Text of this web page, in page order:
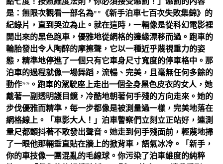
是：無限次觀看一部名為**《新手泊車七百次失敗集錦》的
紀錄片，直到哭泣為止。就在這時，一輛像是從科幻電影裡
開出來的黑色跑車，優雅地從網格的邊緣漂移而過。跑車的
輪胎發出令人陶醉的摩擦聲，它以一種近乎蔑視重力的姿
態，精準地停進了一個只有它車身尺寸寬度的停車格中。那
泊車的過程就像一場舞蹈，流暢、完美，且毫無任何多餘的
動作**。跑車的駕駛座上走出一個全身黑色皮衣的女人，她
戴著一副透明護目鏡，冷酷地朝著何手殘的方向走來。她的
步伐優雅而精準，每一步都像是被測量過一樣，完美地落在
網格線上。「車影大人！」泊車警察們立刻立正站好，連測
量尺都顫抖著不敢發出聲音。她走到何手殘面前，輕蔑地掃
了一眼他那輛垂直貼在牆上的掀背車，語氣冰冷。「新手，
你的車技像一團混亂的毛線球。你污染了泊車維度的純粹